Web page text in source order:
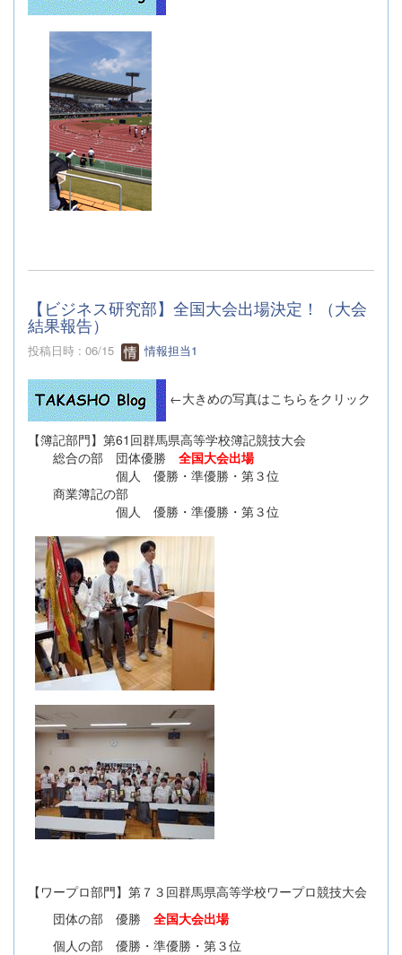
【ビジネス研究部】全国大会出場決定！（大会
結果報告）
投稿日時 : 06/15 情報担当1
←大きめの写真はこちらをクリック
【簿記部門】第61回群馬県高等学校簿記競技大会
総合の部 団体優勝 全国大会出場
個人 優勝・準優勝・第３位
商業簿記の部
個人 優勝・準優勝・第３位
【ワープロ部門】第７３回群馬県高等学校ワープロ競技大会
団体の部 優勝 全国大会出場
個人の部 優勝・準優勝・第３位